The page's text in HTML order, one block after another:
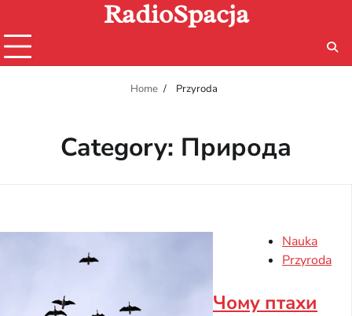
content
RadioSpacja
Home Przyroda
Category: Природа
Nauka
Przyroda
Чому птахи